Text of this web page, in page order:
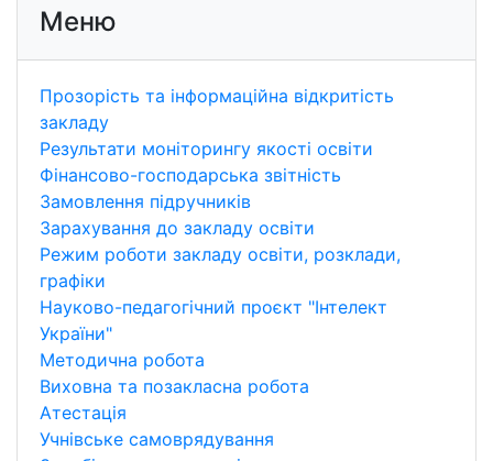
Меню
Прозорість та інформаційна відкритість
закладу
Результати моніторингу якості освіти
Фінансово-господарська звітність
Замовлення підручників
Зарахування до закладу освіти
Режим роботи закладу освіти, розклади,
графіки
Науково-педагогічний проєкт "Інтелект
України"
Методична робота
Виховна та позакласна робота
Атестація
Учнівське самоврядування